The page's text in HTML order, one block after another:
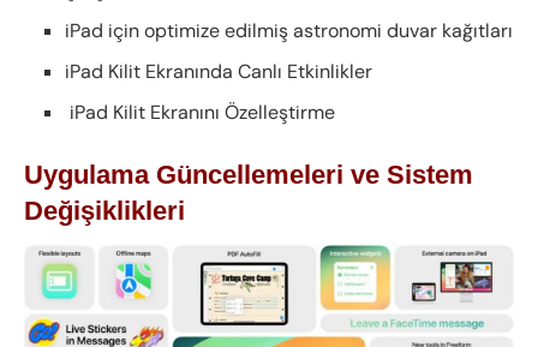
iPad için optimize edilmiş astronomi duvar kağıtları
iPad Kilit Ekranında Canlı Etkinlikler
iPad Kilit Ekranını Özelleştirme
Uygulama Güncellemeleri ve Sistem
Değişiklikleri